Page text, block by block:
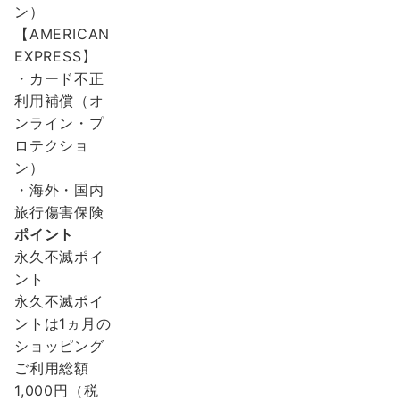
ン）
【AMERICAN
EXPRESS】
・カード不正
利用補償（オ
ンライン・プ
ロテクショ
ン）
・海外・国内
旅行傷害保険
ポイント
永久不滅ポイ
ント
永久不滅ポイ
ントは1ヵ月の
ショッピング
ご利用総額
1,000円（税